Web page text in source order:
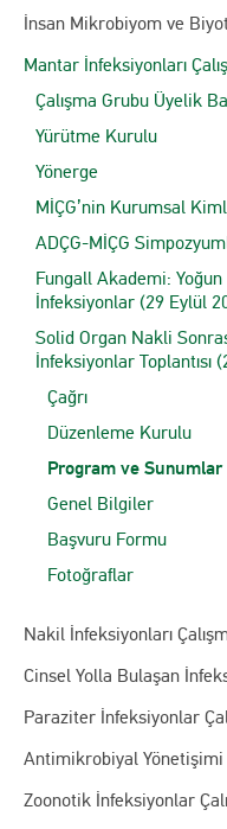
İnsan Mikrobiyom ve
Mantar İnfeksiyonları
Çalışma Grubu Üyelik
Yürütme Kurulu
Yönerge
MİÇG’nin Kurumsal
ADÇG-MİÇG
Fungall Akademi:
İnfeksiyonlar (29 Eylül
Solid Organ Nakli
İnfeksiyonlar Toplantısı
Çağrı
Düzenleme Kurulu
Program ve Sunumlar
Genel Bilgiler
Başvuru Formu
Fotoğraflar
Nakil İnfeksiyonları
Cinsel Yolla Bulaşan
Paraziter İnfeksiyonlar
Antimikrobiyal Yönetişimi
Zoonotik İnfeksiyonlar